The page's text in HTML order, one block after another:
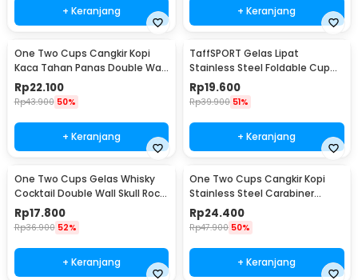
+ Keranjang + Keranjang
One Two Cups Cangkir Kopi
Kaca Tahan Panas Double Wall
Cup 180ml - DOME240
Rp22.100
Rp43.900 50%
+ Keranjang
TaffSPORT Gelas Lipat
Stainless Steel Foldable Cup
Carabiner 240ml - F180
Rp19.600
Rp39.900 51%
+ Keranjang
One Two Cups Gelas Whisky
Cocktail Double Wall Skull Rock
Glass 150ml - SG-02
Rp17.800
Rp36.900 52%
+ Keranjang
One Two Cups Cangkir Kopi
Stainless Steel Carabiner
Camping Cup 220ml - C125
Rp24.400
Rp47.900 50%
+ Keranjang